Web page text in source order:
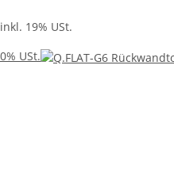
inkl. 19% USt.
0% USt.